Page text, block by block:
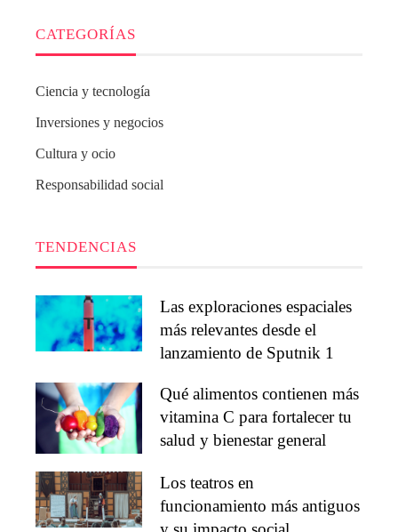
CATEGORÍAS
Ciencia y tecnología
Inversiones y negocios
Cultura y ocio
Responsabilidad social
TENDENCIAS
Las exploraciones espaciales
más relevantes desde el
lanzamiento de Sputnik 1
Qué alimentos contienen más
vitamina C para fortalecer tu
salud y bienestar general
Los teatros en
funcionamiento más antiguos